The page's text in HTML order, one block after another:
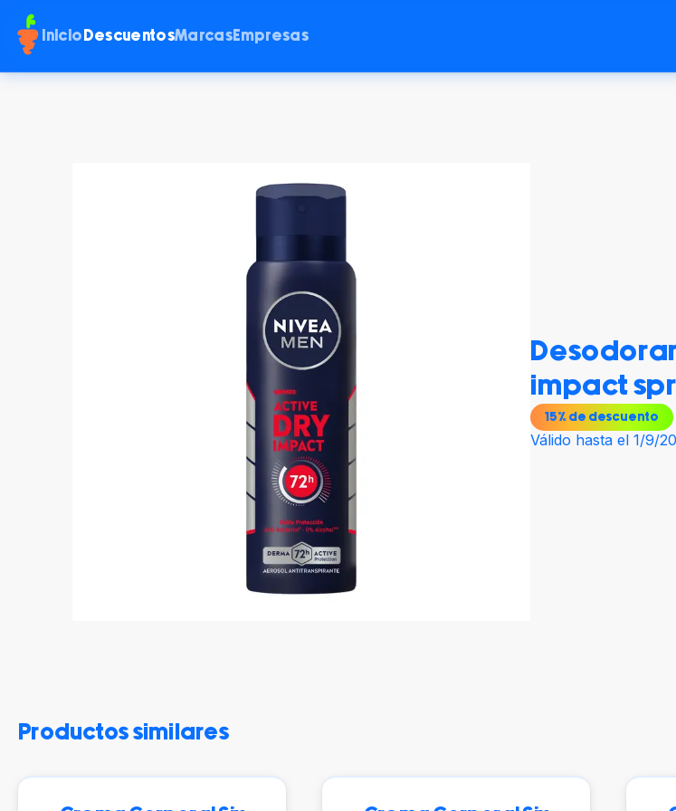
Inicio DescuentosMarcasEmpresas
impact
15% de descuento
Válido hasta el 1/9/
productos similares